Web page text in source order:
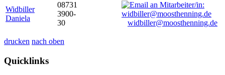
Widbiller
Daniela
08731
3900-
30
widbiller@moosthenning.de
drucken nach oben
Quicklinks